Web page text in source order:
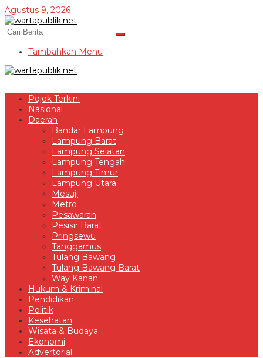
Lewati
ke
konten
Agustus 9, 2026
Tambahkan Menu
Pojok Terkini
Nasional
Daerah
Bandar Lampung
Lampung Barat
Lampung Selatan
Lampung Tengah
Lampung Timur
Lampung Utara
Mesuji
Metro
Pesawaran
Pesisir Barat
Pringsewu
Tanggamus
Tulang Bawang
Tulang Bawang Barat
Way Kanan
Hukum & Kriminal
Pendidikan
Politik
Kesehatan
Wisata & Budaya
Ekonomi
Advertorial